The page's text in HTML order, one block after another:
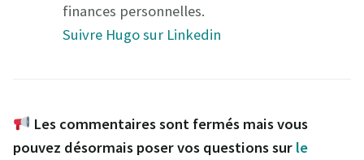
finances personnelles.
Suivre Hugo sur Linkedin
Les commentaires sont fermés mais vous
pouvez désormais poser vos questions sur le